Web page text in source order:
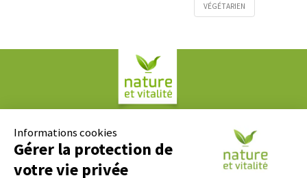
VÉGÉTARIEN
61, rue Paul Duvivier
69007 LYON
Informations cookies
Gérer la protection de
votre vie privée